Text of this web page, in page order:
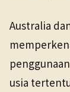
Australia
usia